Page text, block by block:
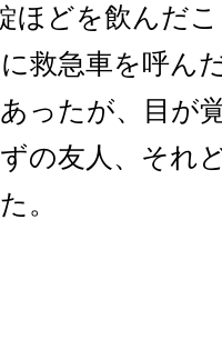
ほどを飲んだ
救急車を呼ん
ったが、目が
の友人、それ
。